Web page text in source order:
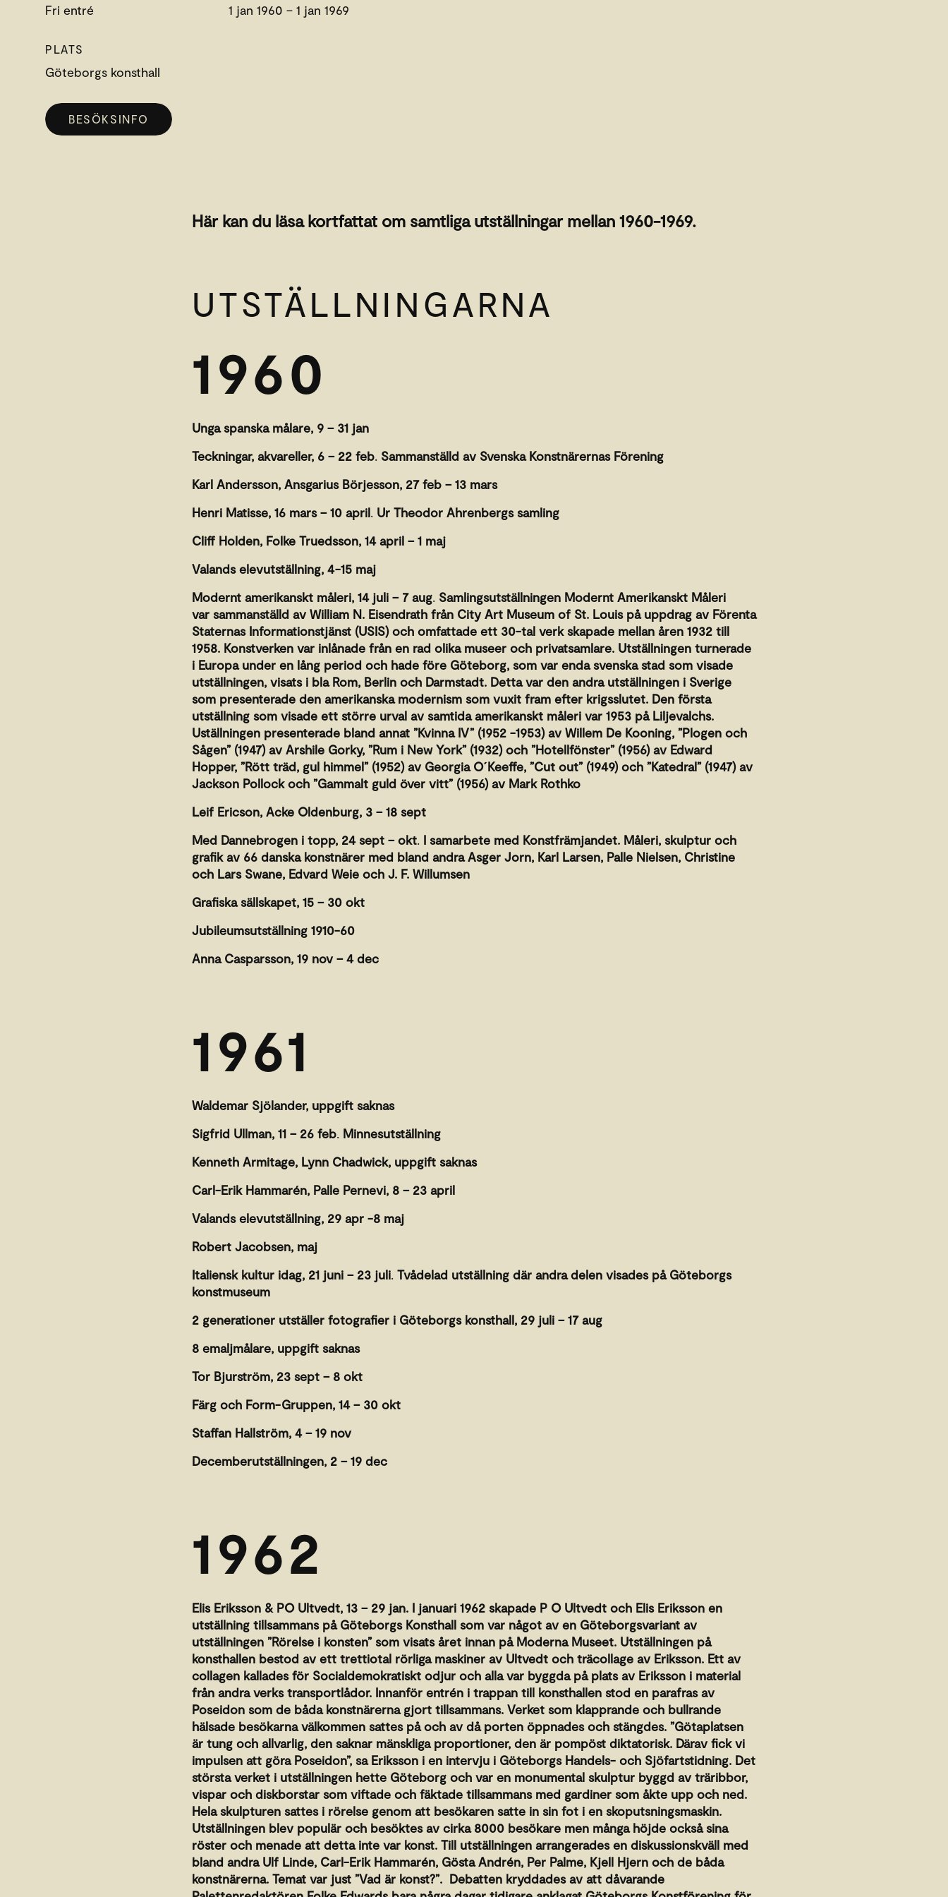
Fri entré 1 jan 1960 – 1 jan 1969
PLATS
Göteborgs konsthall
BESÖKSINFO
Här kan du läsa kortfattat om samtliga utställningar mellan 1960-1969.
UTSTÄLLNINGARNA
1960
Unga spanska målare, 9 – 31 jan
Teckningar, akvareller, 6 – 22 feb. Sammanställd av Svenska Konstnärernas Förening
Karl Andersson, Ansgarius Börjesson, 27 feb – 13 mars
Henri Matisse, 16 mars – 10 april. Ur Theodor Ahrenbergs samling
Cliff Holden, Folke Truedsson, 14 april – 1 maj
Valands elevutställning, 4-15 maj
Modernt amerikanskt måleri, 14 juli – 7 aug. Samlingsutställningen Modernt Amerikanskt Måleri
var sammanställd av William N. Eisendrath från City Art Museum of St. Louis på uppdrag av Förenta
Staternas Informationstjänst (USIS) och omfattade ett 30-tal verk skapade mellan åren 1932 till
1958. Konstverken var inlånade från en rad olika museer och privatsamlare. Utställningen turnerade
i Europa under en lång period och hade före Göteborg, som var enda svenska stad som visade
utställningen, visats i bla Rom, Berlin och Darmstadt. Detta var den andra utställningen i Sverige
som presenterade den amerikanska modernism som vuxit fram efter krigsslutet. Den första
utställning som visade ett större urval av samtida amerikanskt måleri var 1953 på Liljevalchs.
Uställningen presenterade bland annat ”Kvinna IV” (1952 -1953) av Willem De Kooning, ”Plogen och
Sågen” (1947) av Arshile Gorky, ”Rum i New York” (1932) och ”Hotellfönster” (1956) av Edward
Hopper, ”Rött träd, gul himmel” (1952) av Georgia O´Keeffe, ”Cut out” (1949) och ”Katedral” (1947) av
Jackson Pollock och ”Gammalt guld över vitt” (1956) av Mark Rothko
Leif Ericson, Acke Oldenburg, 3 – 18 sept
Med Dannebrogen i topp, 24 sept – okt. I samarbete med Konstfrämjandet. Måleri, skulptur och
grafik av 66 danska konstnärer med bland andra Asger Jorn, Karl Larsen, Palle Nielsen, Christine
och Lars Swane, Edvard Weie och J. F. Willumsen
Grafiska sällskapet, 15 – 30 okt
Jubileumsutställning 1910-60
Anna Casparsson, 19 nov – 4 dec
1961
Waldemar Sjölander, uppgift saknas
Sigfrid Ullman, 11 – 26 feb. Minnesutställning
Kenneth Armitage, Lynn Chadwick, uppgift saknas
Carl-Erik Hammarén, Palle Pernevi, 8 – 23 april
Valands elevutställning, 29 apr -8 maj
Robert Jacobsen, maj
Italiensk kultur idag, 21 juni – 23 juli. Tvådelad utställning där andra delen visades på Göteborgs
konstmuseum
2 generationer utställer fotografier i Göteborgs konsthall, 29 juli – 17 aug
8 emaljmålare, uppgift saknas
Tor Bjurström, 23 sept – 8 okt
Färg och Form-Gruppen, 14 – 30 okt
Staffan Hallström, 4 – 19 nov
Decemberutställningen, 2 – 19 dec
1962
Elis Eriksson & PO Ultvedt, 13 – 29 jan. I januari 1962 skapade P O Ultvedt och Elis Eriksson en
utställning tillsammans på Göteborgs Konsthall som var något av en Göteborgsvariant av
utställningen ”Rörelse i konsten” som visats året innan på Moderna Museet. Utställningen på
konsthallen bestod av ett trettiotal rörliga maskiner av Ultvedt och träcollage av Eriksson. Ett av
collagen kallades för Socialdemokratiskt odjur och alla var byggda på plats av Eriksson i material
från andra verks transportlådor. Innanför entrén i trappan till konsthallen stod en parafras av
Poseidon som de båda konstnärerna gjort tillsammans. Verket som klapprande och bullrande
hälsade besökarna välkommen sattes på och av då porten öppnades och stängdes. ”Götaplatsen
är tung och allvarlig, den saknar mänskliga proportioner, den är pompöst diktatorisk. Därav fick vi
impulsen att göra Poseidon”, sa Eriksson i en intervju i Göteborgs Handels- och Sjöfartstidning. Det
största verket i utställningen hette Göteborg och var en monumental skulptur byggd av träribbor,
vispar och diskborstar som viftade och fäktade tillsammans med gardiner som åkte upp och ned.
Hela skulpturen sattes i rörelse genom att besökaren satte in sin fot i en skoputsningsmaskin.
Utställningen blev populär och besöktes av cirka 8000 besökare men många höjde också sina
röster och menade att detta inte var konst. Till utställningen arrangerades en diskussionskväll med
bland andra Ulf Linde, Carl-Erik Hammarén, Gösta Andrén, Per Palme, Kjell Hjern och de båda
konstnärerna. Temat var just ”Vad är konst?”. Debatten kryddades av att dåvarande